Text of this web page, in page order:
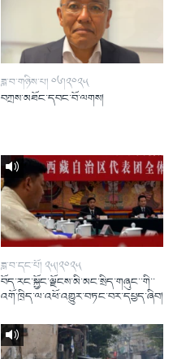
ཟླ་བ་གཉིས་པ། ༠༦།༢༠༢༥
བཀྲས་མཐོང་དབང་བོ་ལགས།
ཟླ་བ་དང་པོ། ༢༥།༢༠༢༥
བོད་རང་སྐྱོང་ལྗོངས་མི་མང་སྲིད་གཞུང་་གི་་
འགོ་ཁྲིད་ལ་འཕོ་འགྱུར་བཏང་བར་དཔྱད་ཞིབ།